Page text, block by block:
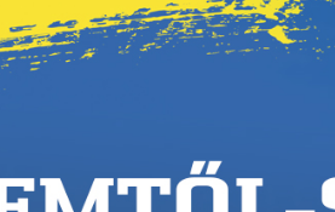
Győr
augusztus 08. (szombat) 17:00